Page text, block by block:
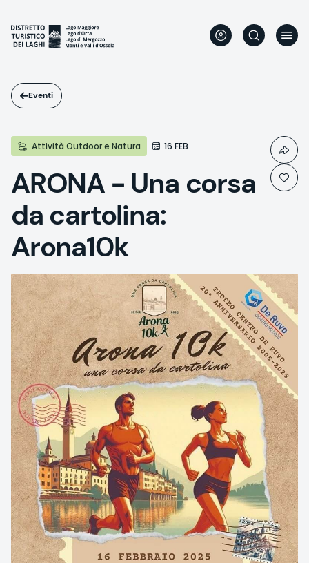
contenuto
principale
Eventi
Attività Outdoor e Natura 16 FEB
ARONA - Una corsa
da cartolina:
Arona10k